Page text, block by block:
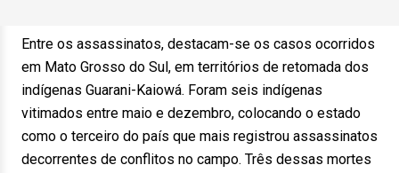
Entre os assassinatos, destacam-se os casos ocorridos
em Mato Grosso do Sul, em territórios de retomada dos
indígenas Guarani-Kaiowá. Foram seis indígenas
vitimados entre maio e dezembro, colocando o estado
como o terceiro do país que mais registrou assassinatos
decorrentes de conflitos no campo. Três dessas mortes